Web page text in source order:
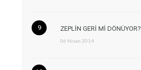
ZEPLİN GERİ Mİ DÖNÜYOR?
06 Nisan 2014